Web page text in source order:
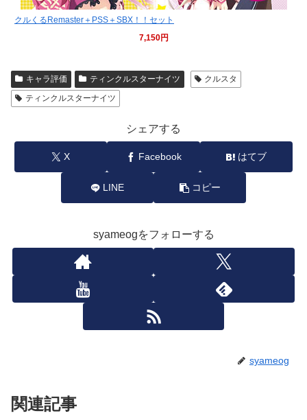
クルくるRemaster＋PSS＋SBX！！セット
7,150円
キャラ評価 ティンクルスターナイツ
クルスタ
ティンクルスターナイツ
シェアする
X Facebook はてブ
LINE コピー
syameogをフォローする
syameog
関連記事